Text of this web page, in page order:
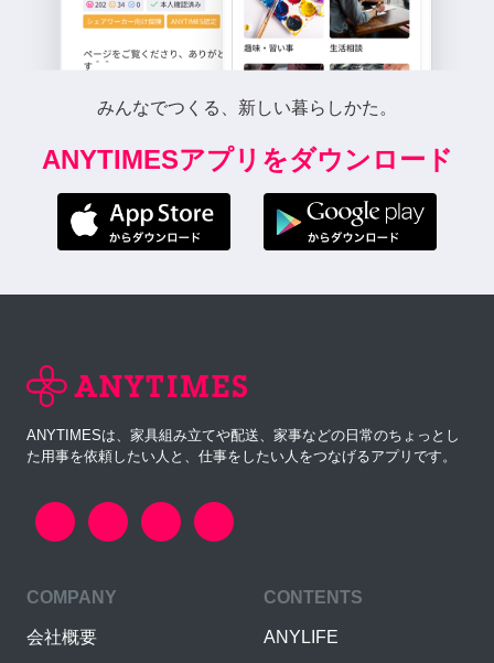
みんなでつくる、新しい暮らしかた。
ANYTIMESアプリをダウンロード
ANYTIMESは、家具組み立てや配送、家事などの日常のちょっとし
た用事を依頼したい人と、仕事をしたい人をつなげるアプリです。
COMPANY
会社概要
CONTENTS
ANYLIFE